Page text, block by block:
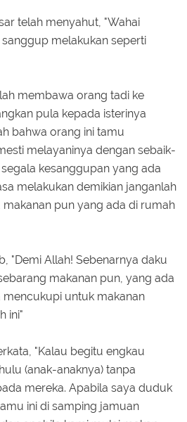
telah menyahut, "Wahai
sanggup melakukan seperti
membawa orang tadi ke
pula kepada isterinya
bahwa orang ini tamu
melayaninya dengan sebaik-
kesanggupan yang ada
melakukan demikian janganlah
pun yang ada di rumah
"Demi Allah! Sebenarnya daku
makanan pun, yang ada
untuk makanan
ini"
"Kalau begitu engkau
(anak-anaknya) tanpa
mereka. Apabila saya duduk
ini di samping jamuan